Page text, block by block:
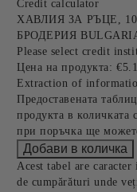
Credit calculator
ХАВЛИЯ ЗА РЪЦЕ,
БРОДЕРИЯ
Please select credit
Цена на продукта:
Extraction of
Предоставената
продукта в количката
при поръчка ще
Acest tabel are
de cumpărături unde